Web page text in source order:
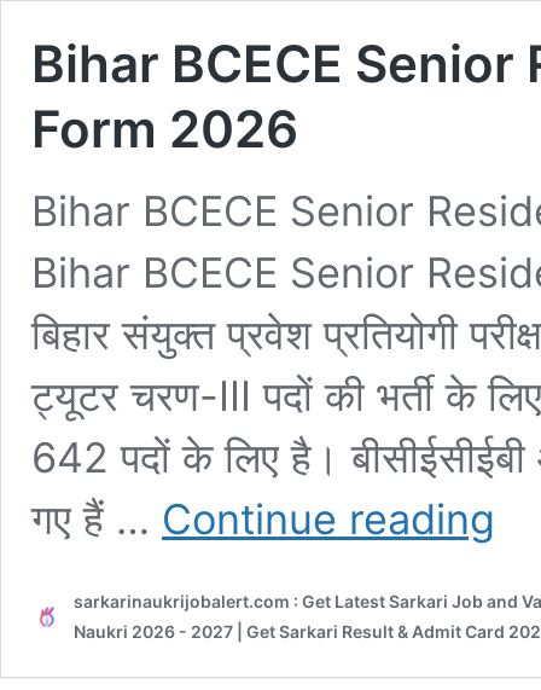
Bihar BCECE
Form 2026
Bihar BCECE Senior
Bihar BCECE Senior
बिहार संयुक्त प्रवेश प्रतियोगी
ट्यूटर चरण-III पदों की भर्ती के
642 पदों के लिए है।
गए हैं … Continue reading
Tutor
2026
sarkarinaukrijobalert.com : Get Latest Sarkari Job and
Naukri 2026 - 2027 | Get Sarkari Result & Admit Card